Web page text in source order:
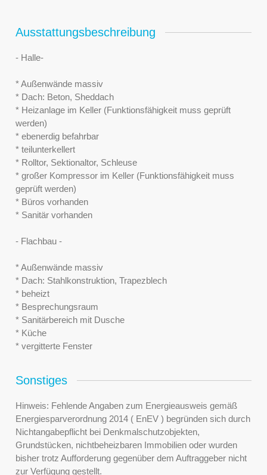
Ausstattungsbeschreibung
- Halle-
* Außenwände massiv
* Dach: Beton, Sheddach
* Heizanlage im Keller (Funktionsfähigkeit muss geprüft
werden)
* ebenerdig befahrbar
* teilunterkellert
* Rolltor, Sektionaltor, Schleuse
* großer Kompressor im Keller (Funktionsfähigkeit muss
geprüft werden)
* Büros vorhanden
* Sanitär vorhanden
- Flachbau -
* Außenwände massiv
* Dach: Stahlkonstruktion, Trapezblech
* beheizt
* Besprechungsraum
* Sanitärbereich mit Dusche
* Küche
* vergitterte Fenster
Sonstiges
Hinweis: Fehlende Angaben zum Energieausweis gemäß
Energiesparverordnung 2014 ( EnEV ) begründen sich durch
Nichtangabepflicht bei Denkmalschutzobjekten,
Grundstücken, nichtbeheizbaren Immobilien oder wurden
bisher trotz Aufforderung gegenüber dem Auftraggeber nicht
zur Verfügung gestellt.